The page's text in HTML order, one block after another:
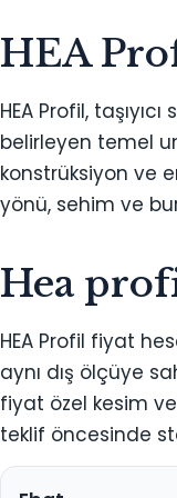
HEA
HEA Profil,
belirleyen temel
konstrüksiyon ve
yönü, sehim ve
Hea
HEA Profil fiyat
aynı dış ölçüye
fiyat özel kesim
teklif öncesinde